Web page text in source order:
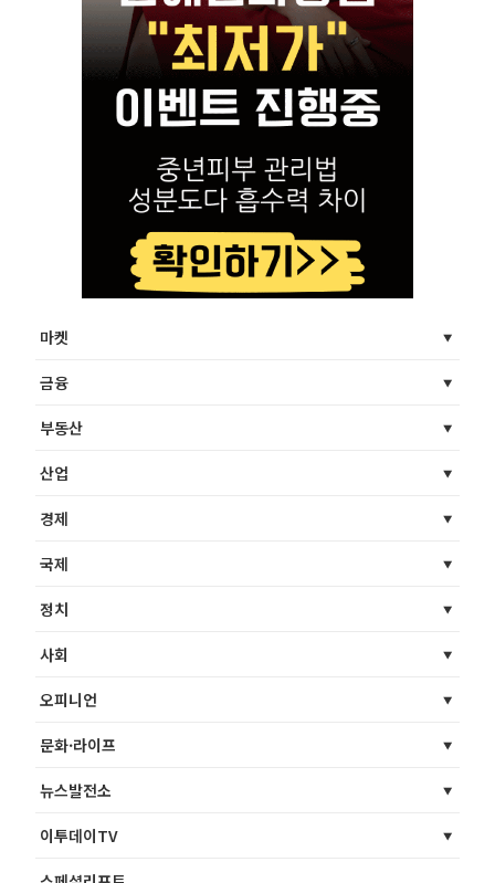
마켓
금융
부동산
산업
경제
국제
정치
사회
오피니언
문화·라이프
뉴스발전소
이투데이TV